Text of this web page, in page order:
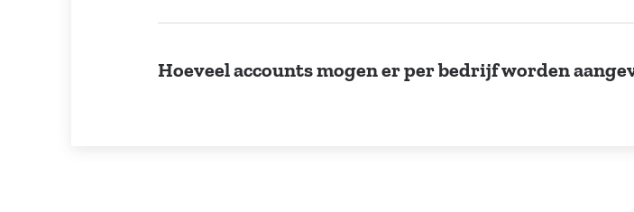
Hoeveel accounts mogen er per bedrijf worden